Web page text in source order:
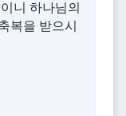
히 대했습니다.
고자 했고, 나서
니 하나님의
복을 받으시